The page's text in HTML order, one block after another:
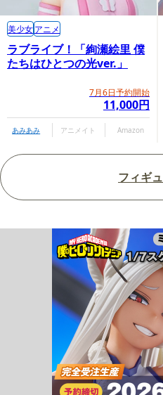
ラブライブ！「絢瀬絵里 僕
たちはひとつの光ver.」
7月6日予約開始
11,000円
美少女アニメ
あみあみ アニメイト Amazon
フィギ